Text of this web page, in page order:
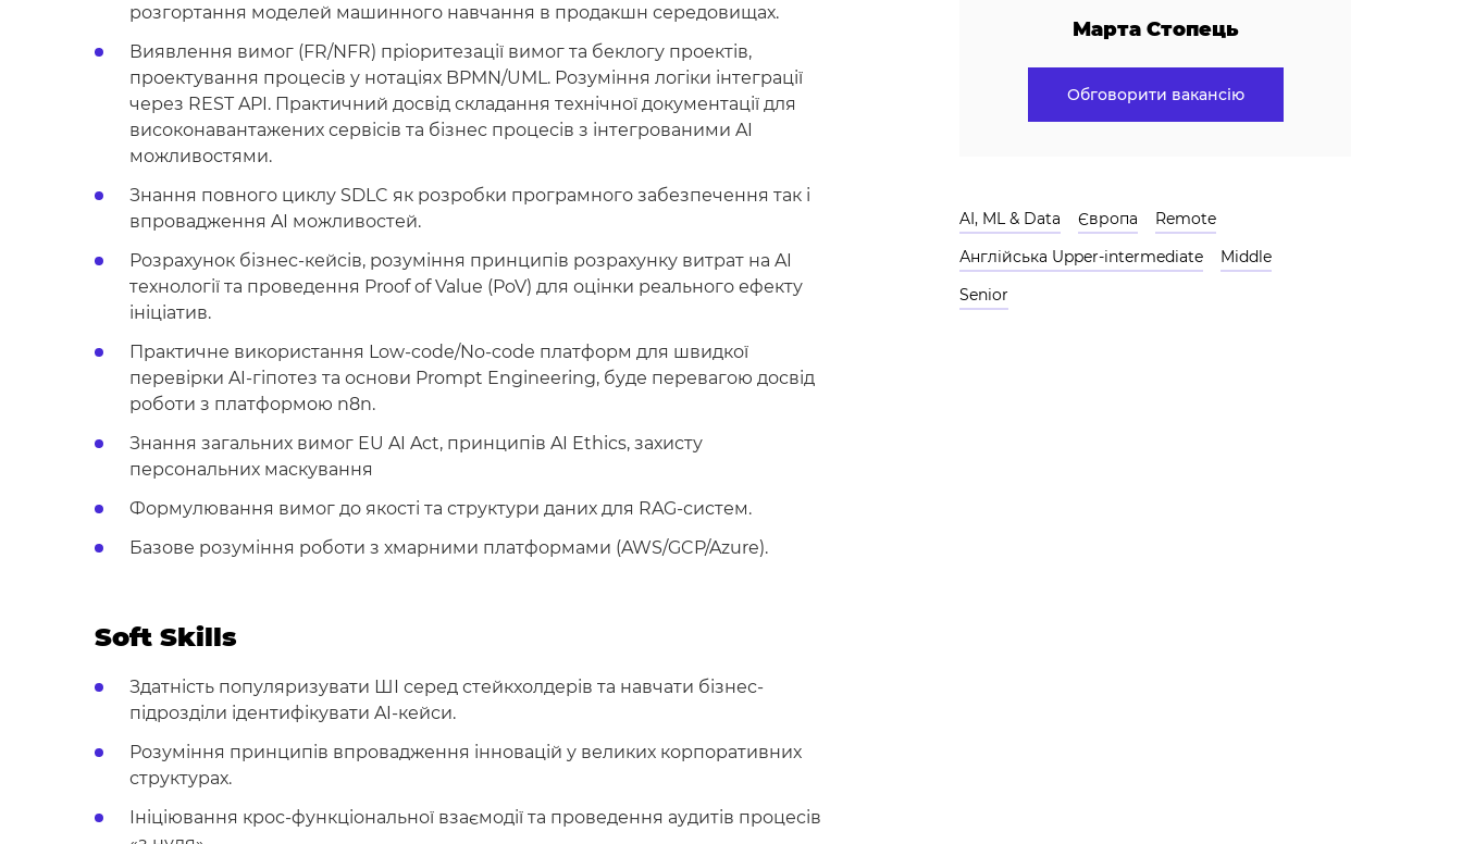
розгортання моделей машинного навчання в продакшн середовищах.
Виявлення вимог (FR/NFR) пріоритезації вимог та беклогу проектів,
проектування процесів у нотаціях BPMN/UML. Розуміння логіки інтеграції
через REST API. Практичний досвід складання технічної документації для
високонавантажених сервісів та бізнес процесів з інтегрованими AI
можливостями.
Знання повного циклу SDLC як розробки програмного забезпечення так і
впровадження AI можливостей.
Розрахунок бізнес-кейсів, розуміння принципів розрахунку витрат на AI
технології та проведення Proof of Value (PoV) для оцінки реального ефекту
ініціатив.
Практичне використання Low-code/No-code платформ для швидкої
перевірки AI-гіпотез та основи Prompt Engineering, буде перевагою досвід
роботи з платформою n8n.
Знання загальних вимог EU AI Act, принципів AI Ethics, захисту
персональних маскування
Формулювання вимог до якості та структури даних для RAG-систем.
Базове розуміння роботи з хмарними платформами (AWS/GCP/Azure).
Soft Skills
Здатність популяризувати ШІ серед стейкхолдерів та навчати бізнес-
підрозділи ідентифікувати AI-кейси.
Розуміння принципів впровадження інновацій у великих корпоративних
структурах.
Ініціювання крос-функціональної взаємодії та проведення аудитів процесів
Марта Стопець
Обговорити вакансію
AI, ML & Data Європа
Remote
Англійська Upper-intermediate
Middle
Senior